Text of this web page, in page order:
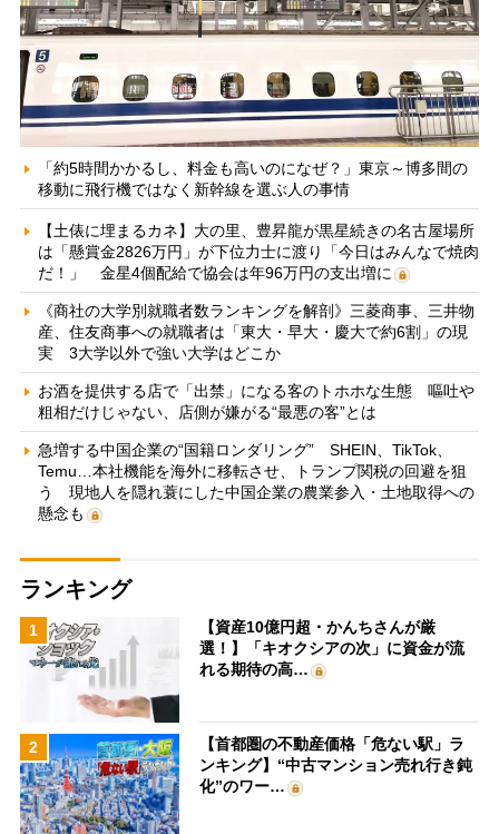
「約5時間かかるし、料金も高いのになぜ？」東京～博多間の
移動に飛行機ではなく新幹線を選ぶ人の事情
【土俵に埋まるカネ】大の里、豊昇龍が黒星続きの名古屋場所
は「懸賞金2826万円」が下位力士に渡り「今日はみんなで焼肉
だ！」 金星4個配給で協会は年96万円の支出増に
《商社の大学別就職者数ランキングを解剖》三菱商事、三井物
産、住友商事への就職者は「東大・早大・慶大で約6割」の現
実 3大学以外で強い大学はどこか
お酒を提供する店で「出禁」になる客のトホホな生態 嘔吐や
粗相だけじゃない、店側が嫌がる“最悪の客”とは
急増する中国企業の“国籍ロンダリング” SHEIN、TikTok、
Temu…本社機能を海外に移転させ、トランプ関税の回避を狙
う 現地人を隠れ蓑にした中国企業の農業参入・土地取得への
懸念も
ランキング
1
【資産10億円超・かんちさんが厳
選！】「キオクシアの次」に資金が流
れる期待の高…
2
【首都圏の不動産価格「危ない駅」ラ
ンキング】“中古マンション売れ行き鈍
化”のワー…